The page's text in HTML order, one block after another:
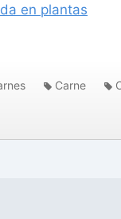
en plantas
Carne